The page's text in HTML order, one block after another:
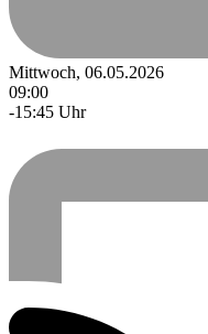
Mittwoch, 06.05.2026
09:00
-15:45 Uhr